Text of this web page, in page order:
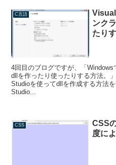
C言語
ンク
たり
4回目のブログですが、「
dllを作ったり使ったりする方法。
Studioを使ってdllを作成する方法
Studio...
CSS
CSS
度に